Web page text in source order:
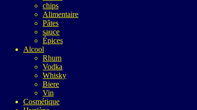
chips
Alimentaire
Pâtes
sauce
Épices
Alcool
Rhum
Vodka
Whisky
Biere
Vin
Cosmétique